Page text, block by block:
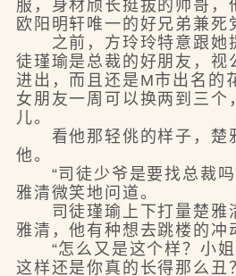
服，身材颀长挺拔的帅哥，
欧阳明轩唯一的好兄弟兼死
之前，方玲玲特意跟她
徒瑾瑜是总裁的好朋友，视
进出，而且还是M市出名的
女朋友一周可以换两到三个
儿。
看他那轻佻的样子，楚
他。
“司徒少爷是要找总裁吗
雅清微笑地问道。
司徒瑾瑜上下打量楚雅
雅清，他有种想去跳楼的冲
“怎么又是这个样？小姐
这样还是你真的长得那么丑